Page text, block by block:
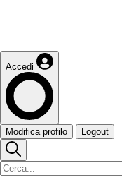
Accedi
Modifica profilo Logout